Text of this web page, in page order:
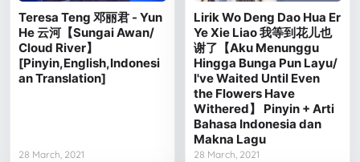
Teresa Teng 邓丽君 - Yun
He 云河【Sungai Awan/
Cloud River】
[Pinyin,English,Indonesi
an Translation]
28 March, 2021
Lirik Wo Deng Dao Hua Er
Ye Xie Liao 我等到花儿也
谢了【Aku Menunggu
Hingga Bunga Pun Layu/
I've Waited Until Even
the Flowers Have
Withered】 Pinyin + Arti
Bahasa Indonesia dan
Makna Lagu
28 March, 2021